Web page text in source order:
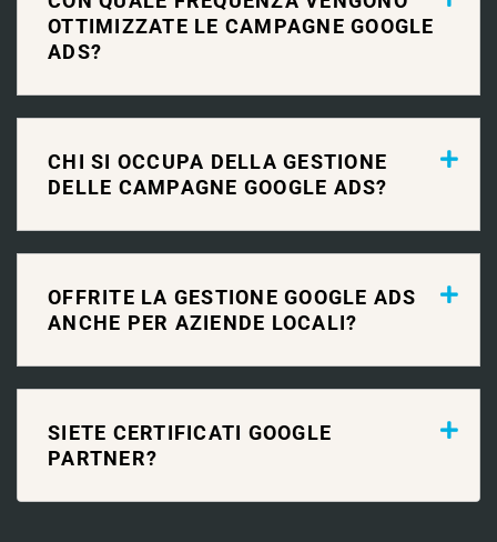
OTTIMIZZATE LE CAMPAGNE GOOGLE
ADS?
CHI SI OCCUPA DELLA GESTIONE
DELLE CAMPAGNE GOOGLE ADS?
OFFRITE LA GESTIONE GOOGLE ADS
ANCHE PER AZIENDE LOCALI?
SIETE CERTIFICATI GOOGLE
PARTNER?